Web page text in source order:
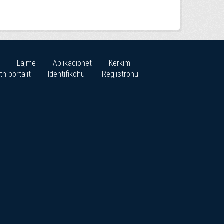
Lajme Aplikacionet
Kërkim
portalit
Identifikohu Regjistrohu